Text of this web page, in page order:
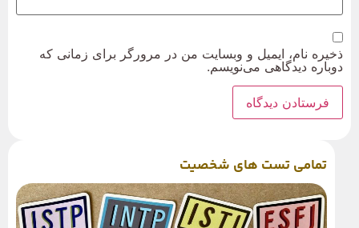
ذخیره نام، ایمیل و وبسایت من در مرورگر برای زمانی که
دوباره دیدگاهی می‌نویسم.
تمامی تست های شخصیت